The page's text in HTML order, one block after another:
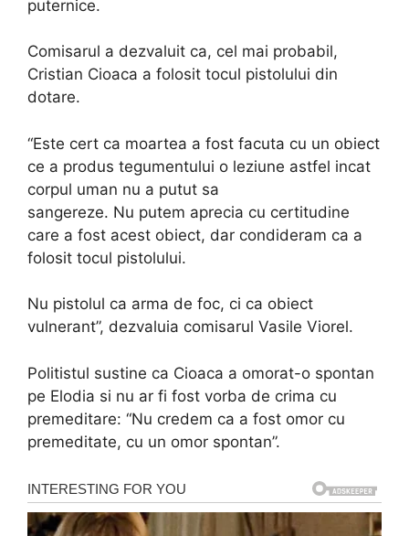
puternice.
Comisarul a dezvaluit ca, cel mai probabil,
Cristian Cioaca a folosit tocul pistolului din
dotare.
“Este cert ca moartea a fost facuta cu un obiect
ce a produs tegumentului o leziune astfel incat
corpul uman nu a putut sa
sangereze. Nu putem aprecia cu certitudine
care a fost acest obiect, dar condideram ca a
folosit tocul pistolului.
Nu pistolul ca arma de foc, ci ca obiect
vulnerant”, dezvaluia comisarul Vasile Viorel.
Politistul sustine ca Cioaca a omorat-o spontan
pe Elodia si nu ar fi fost vorba de crima cu
premeditare: “Nu credem ca a fost omor cu
premeditate, cu un omor spontan”.